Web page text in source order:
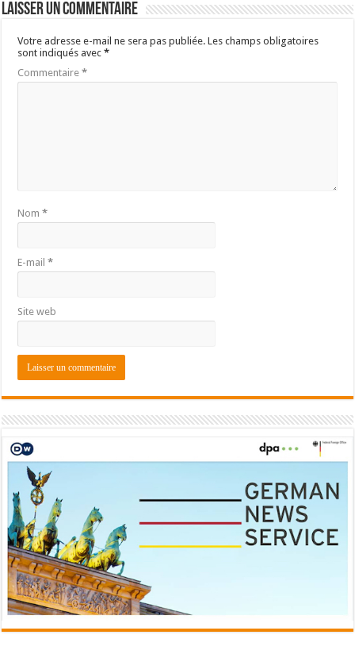
Laisser un commentaire
Votre adresse e-mail ne sera pas publiée. Les champs obligatoires
sont indiqués avec*
Commentaire*
Nom*
E-mail*
Site web